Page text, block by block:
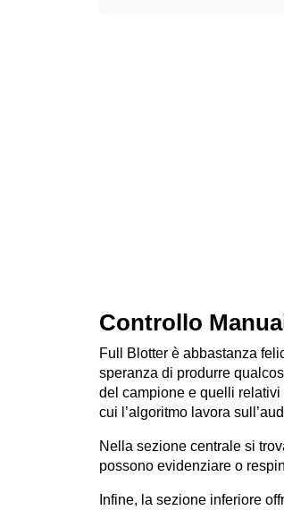
Controllo
Full Blotter è abbastanza
speranza di produrre
del campione e quelli
cui l’algoritmo lavora
Nella sezione centrale si
possono evidenziare o
Infine, la sezione inferiore